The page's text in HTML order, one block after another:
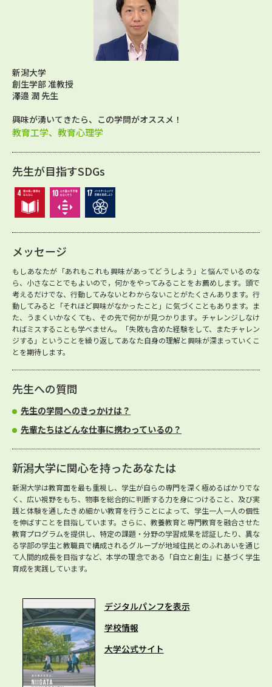
新潟大学
創生学部 准教授
澤邉 潤 先生
興味が湧いてきたら、この学問がオススメ！
教育工学、教育心理学
先生が目指すSDGs
メッセージ
もしあなたが「あれもこれも興味があってどうしよう」と悩んでいるのな
ら、小さなことでもよいので，何かをやってみることをお薦めします。頭で
考えるだけでな、行動してみないとわからないことがたくさんあります。行
動してみると「それほど興味がなかったこと」に気づくこともあります。ま
た、うまくいかなくても、その先で何かが見つかります。チャレンジしなけ
ればミスすることも学べません。「失敗も含めた経験をして、またチャレン
ジする」ということを繰り返してあなた自身の理解と興味が深まっていくこ
とを期待します。
先生への質問
先生の学問へのきっかけは？
先輩たちはどんな仕事に携わっているの？
新潟大学に関心を持ったあなたは
新潟大学は教育面を最も重視し、学生が自らの専門を深く極めるばかりでな
く、広い視野をもち、物事を総合的に判断する力を身につけること、及び実
践と体験を通したきめ細かい教育を行うことによって、学生一人一人の個性
を伸ばすことを目指しています。さらに、教養教育と専門教育を融合させた
教育プログラムを提供し、特定の課題・分野の学習成果を認証したり、異な
る学部の学生と教職員で構成されるグループが地域住民とのふれあいを通じ
て人間的成長を目指すなど、本学の理念である「自立と創生」に基づく学生
育成を実践しています。
デジタルパンフを表示
学校情報
大学公式サイト